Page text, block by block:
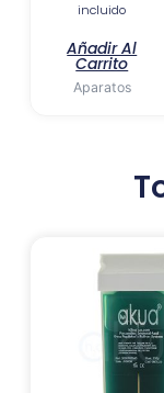
incluido
Añadir Al
Carrito
Aparatos